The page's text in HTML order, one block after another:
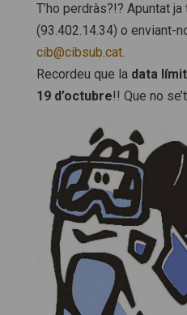
T’ho perdràs?!? Apuntat ja
(93.402.14.34) o enviant-
cib@cibsub.cat.
Recordeu que la data límit
19 d’octubre!! Que no